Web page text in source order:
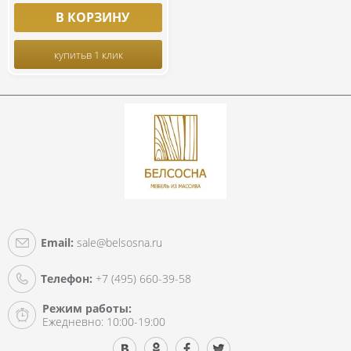
В КОРЗИНУ
купитьв 1 клик
Email: sale@belsosna.ru
Телефон: +7 (495) 660-39-58
Режим работы:
Ежедневно: 10:00-19:00